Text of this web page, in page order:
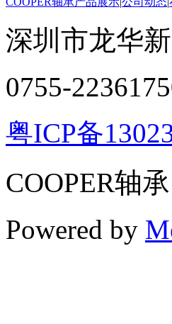
深圳市龙华
0755-
粤ICP备
COOPER轴
Powered by